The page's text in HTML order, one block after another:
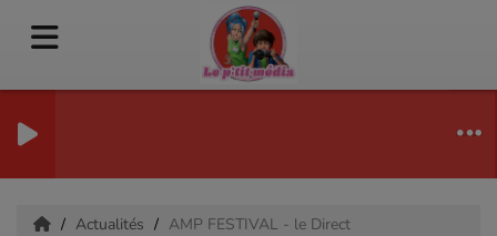
Actualités AMP FESTIVAL - le Direct